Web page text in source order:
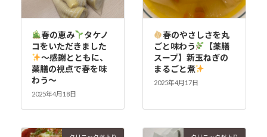
春の恵み
タケノ
コをいただきました
～感謝とともに、
薬膳の視点で春を味
わう～
2025年4月18日
春のやさしさを丸
ごと味わう
【薬膳
スープ】新玉ねぎの
まるごと煮
2025年4月17日